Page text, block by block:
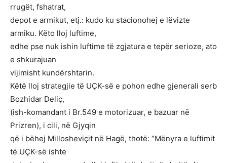
rrugët, fshatrat,
depot e armikut, etj.: kudo ku stacionohej e lëvizte
armiku. Këto lloj luftime,
edhe pse nuk ishin luftime të zgjatura e tepër serioze, ato
e shkurajuan
vijimisht kundërshtarin.
Këtë lloj strategjie të UÇK-së e pohon edhe gjenerali serb
Bozhidar Deliç,
(ish-komandant i Br.549 e motorizuar, e bazuar në
Prizren), i cili, në Gjyqin
që i bëhej Millosheviçit në Hagë, thotë: “Mënyra e luftimit
të UÇK-së ishte